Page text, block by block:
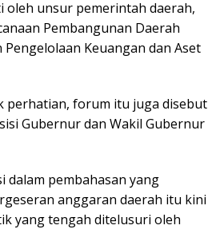
oleh unsur pemerintah daerah,
Pembangunan Daerah
Pengelolaan Keuangan dan Aset
perhatian, forum itu juga disebut
Gubernur dan Wakil Gubernur
dalam pembahasan yang
anggaran daerah itu kini
yang tengah ditelusuri oleh